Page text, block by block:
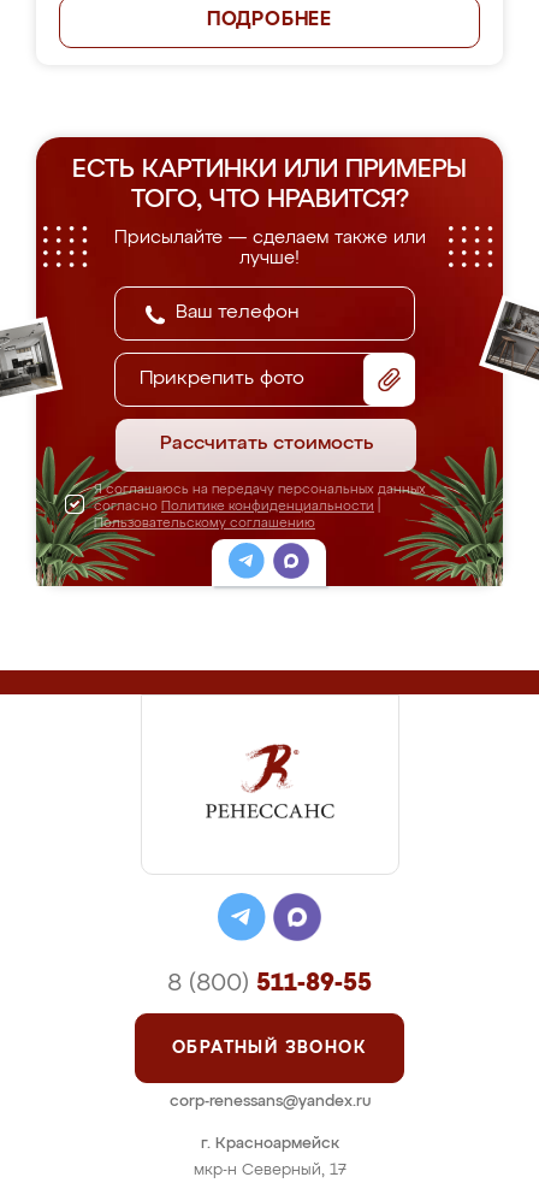
ПОДРОБНЕЕ
ЕСТЬ КАРТИНКИ ИЛИ ПРИМЕРЫ
ТОГО, ЧТО НРАВИТСЯ?
Присылайте — сделаем также или
лучше!
Прикрепить фото
Рассчитать стоимость
Я соглашаюсь на передачу персональных данных
согласно Политике конфиденциальности
Пользовательскому соглашению
г. Красноармейск
мкр-н Северный, 17
8 (800) 511-89-55
ОБРАТНЫЙ ЗВОНОК
corp-renessans@yandex.ru